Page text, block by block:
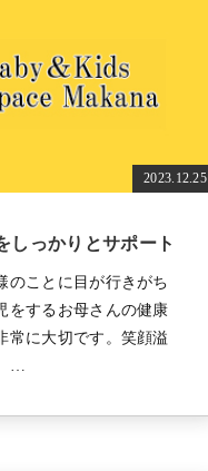
2023.12.25
しっかりとサポート
のことに目が行きがち
をするお母さんの健康
常に大切です。笑顔溢
…